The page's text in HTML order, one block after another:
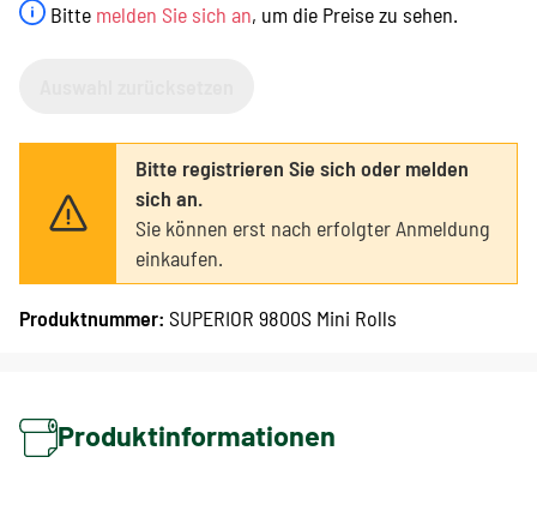
Bitte melden Sie sich an, um die Preise zu sehen.
Bitte registrieren Sie sich oder melden
sich an.
Sie können erst nach erfolgter Anmeldung
einkaufen.
Produktnummer: SUPERIOR 9800S Mini Rolls
Produktinformationen